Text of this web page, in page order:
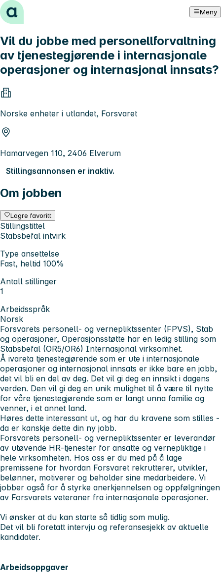
Hopp til innhold Meny
Vil du jobbe med personellforvaltning
av tjenestegjørende i internasjonale
operasjoner og internasjonal innsats?
Norske enheter i utlandet, Forsvaret
Hamarvegen 110, 2406 Elverum
Stillingsannonsen er inaktiv.
Om jobben
Lagre favoritt
Stillingstittel
Stabsbefal intvirk
Type ansettelse
Fast, heltid 100%
Antall stillinger
1
Arbeidsspråk
Norsk
Forsvarets personell- og vernepliktssenter (FPVS), Stab
og operasjoner, Operasjonsstøtte har en ledig stilling som
Stabsbefal (OR5/OR6) Internasjonal virksomhet.
Å ivareta tjenestegjørende som er ute i internasjonale
operasjoner og internasjonal innsats er ikke bare en jobb,
det vil bli en del av deg. Det vil gi deg en innsikt i dagens
verden. Den vil gi deg en unik mulighet til å være til nytte
for våre tjenestegjørende som er langt unna familie og
venner, i et annet land.
Høres dette interessant ut, og har du kravene som stilles -
da er kanskje dette din ny jobb.
Forsvarets personell- og vernepliktssenter er leverandør
av utøvende HR-tjenester for ansatte og vernepliktige i
hele virksomheten. Hos oss er du med på å lage
premissene for hvordan Forsvaret rekrutterer, utvikler,
belønner, motiverer og beholder sine medarbeidere. Vi
jobber også for å styrke anerkjennelsen og oppfølgningen
av Forsvarets veteraner fra internasjonale operasjoner.
Vi ønsker at du kan starte så tidlig som mulig.
Det vil bli foretatt intervju og referansesjekk av aktuelle
kandidater.
Arbeidsoppgaver